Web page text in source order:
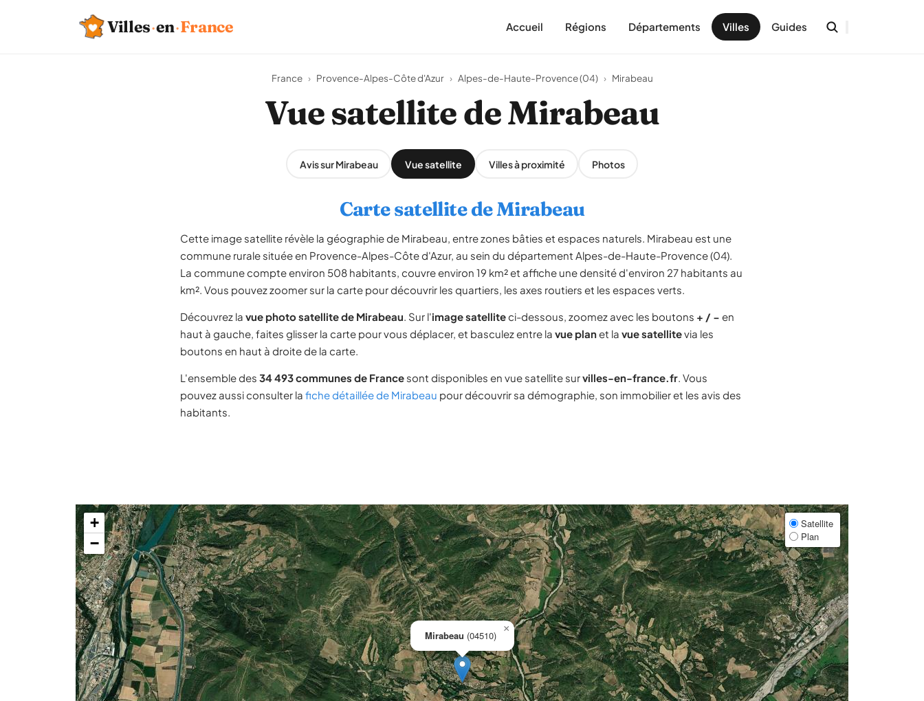
Villes·en·France Accueil Régions Départements Villes Guides
France › Provence-Alpes-Côte d'Azur › Alpes-de-Haute-Provence (04) › Mirabeau
Vue satellite de Mirabeau
Avis sur Mirabeau Vue satellite Villes à proximité Photos
Carte satellite de Mirabeau
Cette image satellite révèle la géographie de Mirabeau, entre zones bâties et espaces naturels. Mirabeau est une
commune rurale située en Provence-Alpes-Côte d'Azur, au sein du département Alpes-de-Haute-Provence (04).
La commune compte environ 508 habitants, couvre environ 19 km² et affiche une densité d'environ 27 habitants au
km². Vous pouvez zoomer sur la carte pour découvrir les quartiers, les axes routiers et les espaces verts.
Découvrez la vue photo satellite de Mirabeau. Sur l'image satelliteci-dessous, zoomez avec les boutons + / − en
haut à gauche, faites glisser la carte pour vous déplacer, et basculez entre la vue planet la vue satellitevia les
boutons en haut à droite de la carte.
L'ensemble des 34 493 communes de France sont disponibles en vue satellite survilles-en-france.fr. Vous
pouvez aussi consulter la fiche détaillée de Mirabeau pour découvrir sa démographie, son immobilier et les avis des
habitants.
Mirabeau (04510)
×
+
−
Satellite
Plan